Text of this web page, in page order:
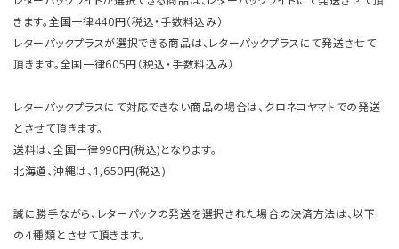
きます。全国一律440円（税込・手数料込み）
レターパックプラスが選択できる商品は、レターパックプラスにて発送させて
頂きます。全国一律605円（税込・手数料込み）
レターパックプラスにて対応できない商品の場合は、クロネコヤマトでの発送
とさせて頂きます。
送料は、全国一律990円(税込)となります。
北海道、沖縄は、1,650円(税込)
誠に勝手ながら、レターパックの発送を選択された場合の決済方法は、以下
の４種類とさせて頂きます。